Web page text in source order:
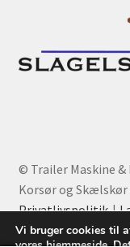
© Trailer Maskine &
Korsør og Skælskør
Privatlivspolitik
Vi bruger cookies til